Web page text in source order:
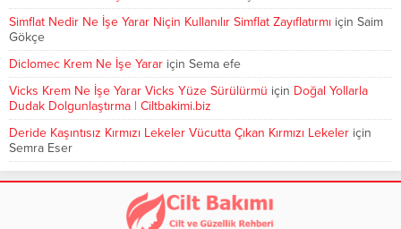
Simflat Nedir Ne İşe Yarar Niçin Kullanılır Simflat Zayıflatırmı için Saim
Gökçe
Diclomec Krem Ne İşe Yarar için Sema efe
Vicks Krem Ne İşe Yarar Vicks Yüze Sürülürmü için Doğal Yollarla
Dudak Dolgunlaştırma | Ciltbakimi.biz
Deride Kaşıntısız Kırmızı Lekeler Vücutta Çıkan Kırmızı Lekeler için
Semra Eser